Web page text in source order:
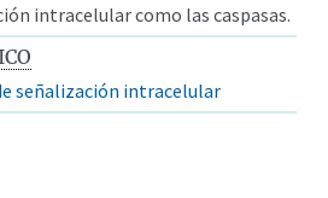
intracelular como las caspasas.
señalización intracelular